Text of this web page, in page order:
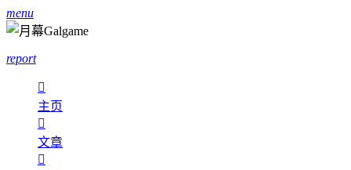
menu
report

主页

文章
